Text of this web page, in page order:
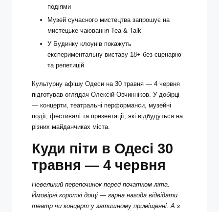
подіями
Музей сучасного мистецтва запрошує на
мистецьке чаювання Tea & Talk
У Будинку клоунів покажуть
експериментальну виставу 18+ без сценарію
та репетицій
Культурну афішу Одеси на 30 травня — 4 червня
підготував оглядач Олексій Овчинніков. У добірці
— концерти, театральні перформанси, музейні
події, фестивалі та презентації, які відбудуться на
різних майданчиках міста.
Куди піти в Одесі 30
травня — 4 червня
Невеликий перепочинок перед початком літа.
Ймовірні короткі дощі — гарна нагода відвідати
театр чи концерт у затишному приміщенні. А з